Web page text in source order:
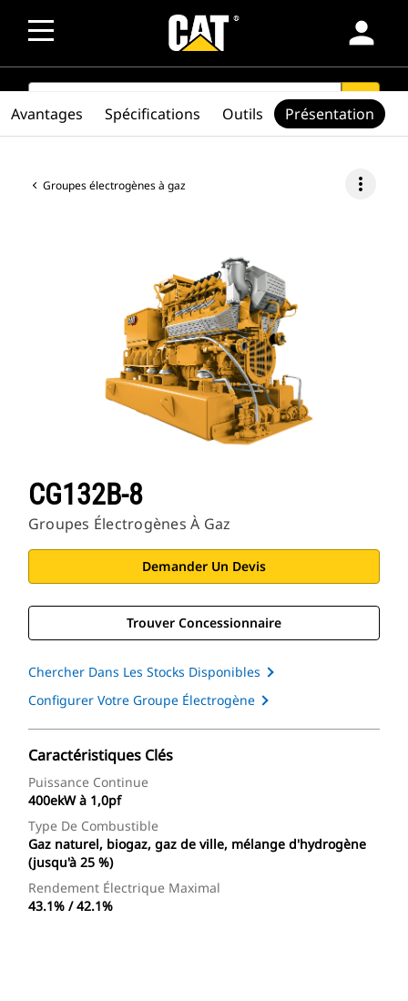
person
SEARCH search
Groupes électrogènes à gaz more_vert
CG132B-8
Groupes Électrogènes À Gaz
Demander Un Devis
Trouver Concessionnaire
Chercher Dans Les Stocks Disponibles
Configurer Votre Groupe Électrogène
Caractéristiques Clés
Puissance Continue
400ekW à 1,0pf
Type De Combustible
Gaz naturel, biogaz, gaz de ville, mélange d'hydrogène
(jusqu'à 25 %)
Rendement Électrique Maximal
43.1% / 42.1%
Avantages Spécifications Outils Présentation